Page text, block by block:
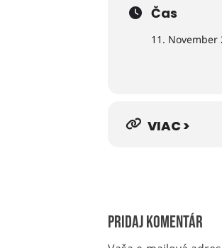
Čas
11. November
VIAC >
Pridaj komentár